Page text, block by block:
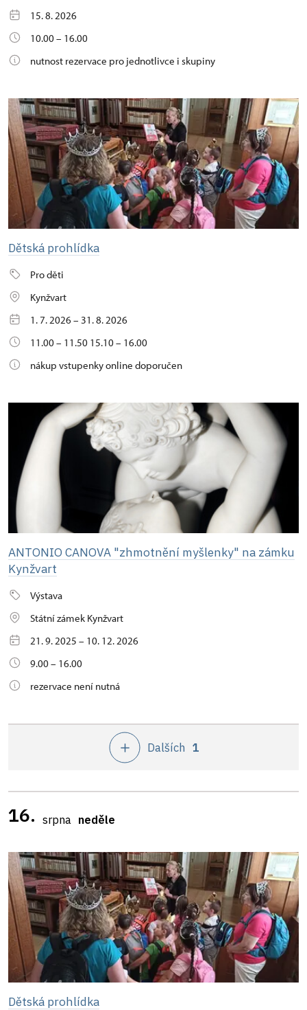
15. 8. 2026
10.00 – 16.00
nutnost rezervace pro jednotlivce i skupiny
Dětská prohlídka
Pro děti
Kynžvart
1. 7. 2026 – 31. 8. 2026
11.00 – 11.50 15.10 – 16.00
nákup vstupenky online doporučen
ANTONIO CANOVA "zhmotnění myšlenky" na zámku
Kynžvart
Výstava
Státní zámek Kynžvart
21. 9. 2025 – 10. 12. 2026
9.00 – 16.00
rezervace není nutná
Dalších 1
16. srpna neděle
Dětská prohlídka